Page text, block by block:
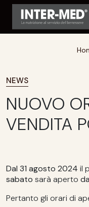
NEWS
NUOVO
VENDITA
Dal 31 agosto 2024 il
sabato sarà aperto
Pertanto gli orari di